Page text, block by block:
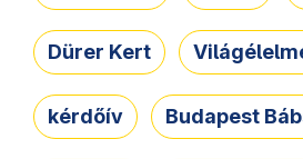
Dürer Kert
kérdőív Budapest